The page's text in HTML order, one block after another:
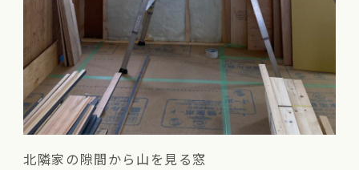
北隣家の隙間から山を見る窓